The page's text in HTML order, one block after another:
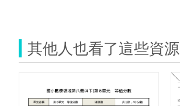
其他人也看了這些資源